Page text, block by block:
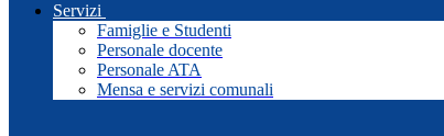
Servizi
Famiglie e Studenti
Personale docente
Personale ATA
Mensa e servizi comunali